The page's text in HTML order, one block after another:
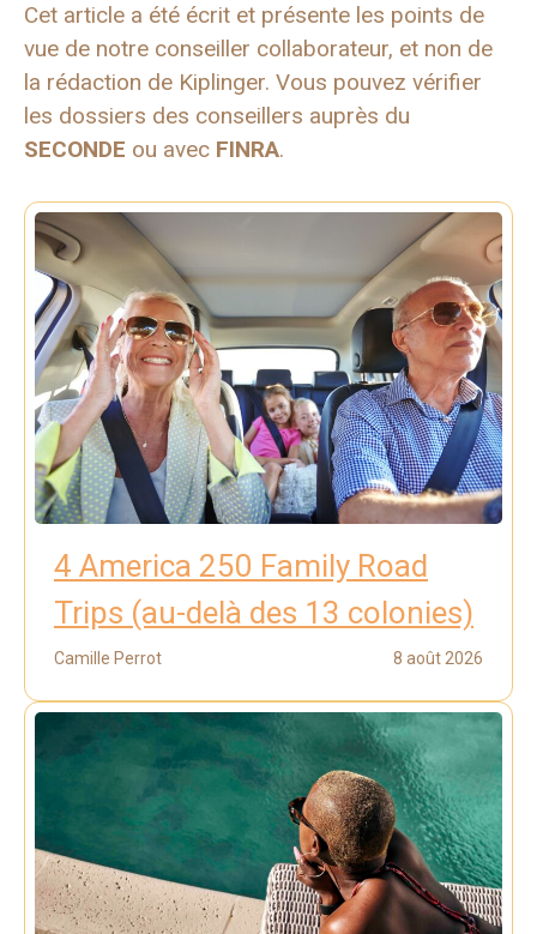
Cet article a été écrit et présente les points de
vue de notre conseiller collaborateur, et non de
la rédaction de Kiplinger. Vous pouvez vérifier
les dossiers des conseillers auprès du
SECONDE ou avec FINRA.
4 America 250 Family Road
Trips (au-delà des 13 colonies)
Camille Perrot 8 août 2026